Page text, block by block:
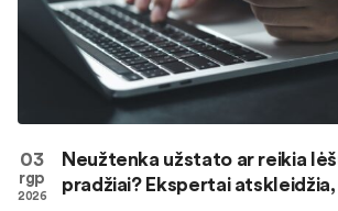
03
rgp
2026
Neužtenka užstato ar reikia
pradžiai? Ekspertai